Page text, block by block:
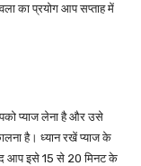
का प्रयोग आप सप्ताह में
प्याज लेना है और उसे
है। ध्यान रखें प्याज के
आप इसे 15 से 20 मिनट के